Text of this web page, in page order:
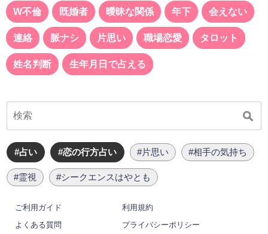
W不倫 既婚者 曖昧な関係 年下 会えない
連絡 脈ナシ 片思い 職場恋愛 タロット
姓名判断 生年月日で占える
#占い #恋の行方占い #片思い #相手の気持ち
#霊視 #シークエンスはやとも
ご利用ガイド
利用規約
よくある質問
プライバシーポリシー